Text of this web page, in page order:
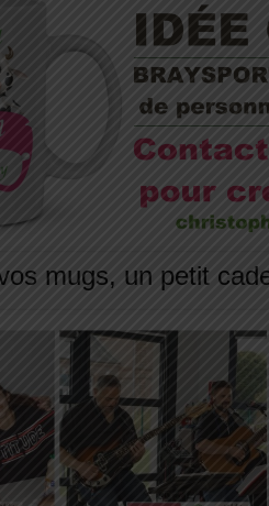
mugs, un petit